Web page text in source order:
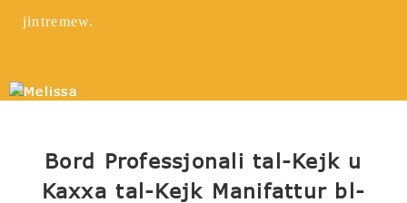
jintremew.
Bord Professjonali tal-Kejk u
Kaxxa tal-Kejk Manifattur bl-